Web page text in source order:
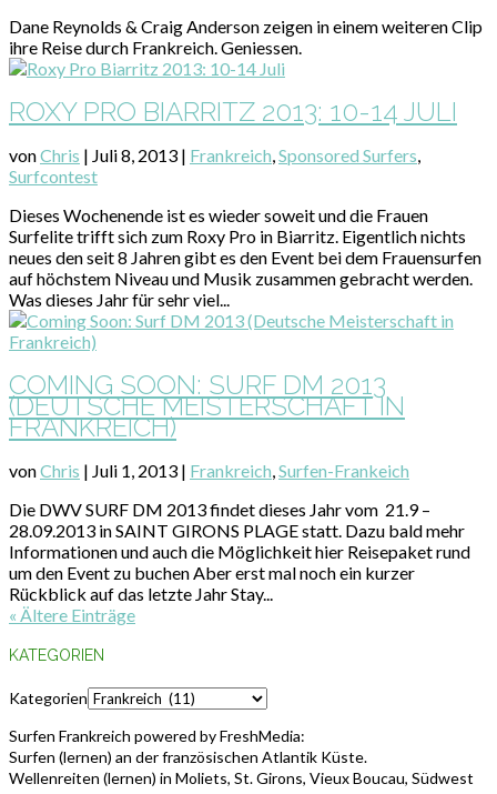
Dane Reynolds & Craig Anderson zeigen in einem weiteren Clip
ihre Reise durch Frankreich. Geniessen.
ROXY PRO BIARRITZ 2013: 10-14 JULI
vonChris | Juli 8, 2013 | Frankreich,Sponsored Surfers,
Surfcontest
Dieses Wochenende ist es wieder soweit und die Frauen
Surfelite trifft sich zum Roxy Pro in Biarritz. Eigentlich nichts
neues den seit 8 Jahren gibt es den Event bei dem Frauensurfen
auf höchstem Niveau und Musik zusammen gebracht werden.
Was dieses Jahr für sehr viel...
COMING SOON: SURF DM 2013
(DEUTSCHE MEISTERSCHAFT IN
FRANKREICH)
vonChris | Juli 1, 2013 | Frankreich,Surfen-Frankeich
Die DWV SURF DM 2013 findet dieses Jahr vom 21.9 –
28.09.2013 in SAINT GIRONS PLAGE statt. Dazu bald mehr
Informationen und auch die Möglichkeit hier Reisepaket rund
um den Event zu buchen Aber erst mal noch ein kurzer
Rückblick auf das letzte Jahr Stay...
« Ältere Einträge
KATEGORIEN
Kategorien
Surfen Frankreich powered by FreshMedia:
Surfen (lernen) an der französischen Atlantik Küste.
Wellenreiten (lernen) in Moliets, St. Girons, Vieux Boucau, Südwest